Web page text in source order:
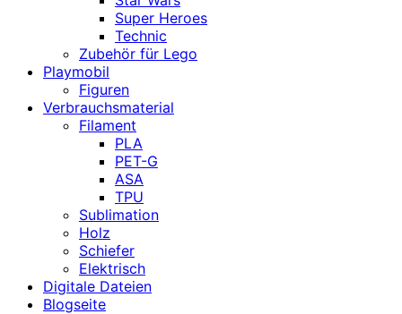
Super Heroes
Technic
Zubehör für Lego
Playmobil
Figuren
Verbrauchsmaterial
Filament
PLA
PET-G
ASA
TPU
Sublimation
Holz
Schiefer
Elektrisch
Digitale Dateien
Blogseite